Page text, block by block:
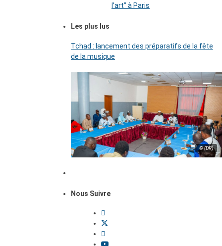
l’art’’ à Paris
Les plus lus
Tchad : lancement des préparatifs de la fête
de la musique
© (DR)
Nous Suivre